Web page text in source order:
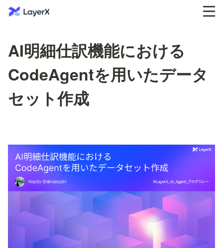
AI明細仕訳機能における
CodeAgentを用いたデータ
セット作成